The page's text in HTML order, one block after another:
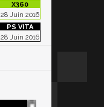
28 Juin 2016
28 Juin 2016